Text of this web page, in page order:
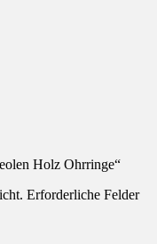
Holz Ohrringe“
Erforderliche Felder